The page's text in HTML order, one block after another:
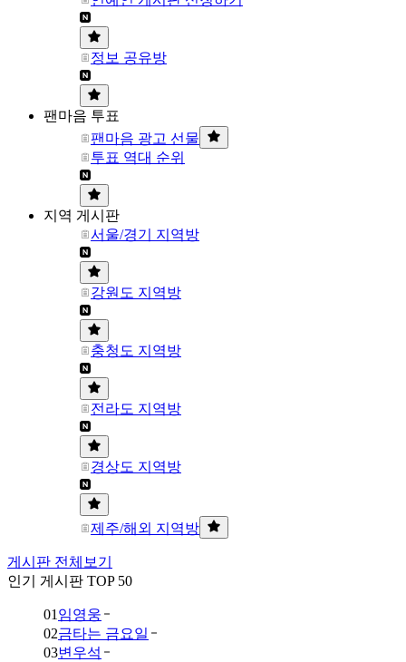
정보 공유방
팬마음 투표
팬마음 광고 선물
투표 역대 순위
지역 게시판
서울/경기 지역방
강원도 지역방
충청도 지역방
전라도 지역방
경상도 지역방
제주/해외 지역방
게시판 전체보기
인기 게시판 TOP 50
01 임영웅
02금타는 금요일
03변우석